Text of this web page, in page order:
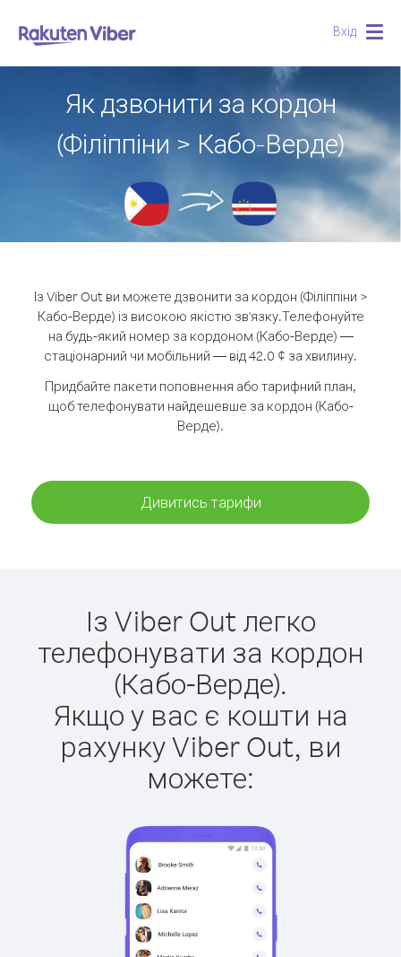
Вхід
Як дзвонити за кордон
(Філіппіни > Кабо-Верде)
Із Viber Out ви можете дзвонити за кордон (Філіппіни >
Кабо-Верде) із високою якістю зв'язку.Телефонуйте
на будь-який номер за кордоном (Кабо-Верде) —
стаціонарний чи мобільний — від 42.0 ¢ за хвилину.
Придбайте пакети поповнення або тарифний план,
щоб телефонувати найдешевше за кордон (Кабо-
Верде).
Дивитись тарифи
Із Viber Out легко
телефонувати за кордон
(Кабо-Верде).
Якщо у вас є кошти на
рахунку Viber Out, ви
можете: